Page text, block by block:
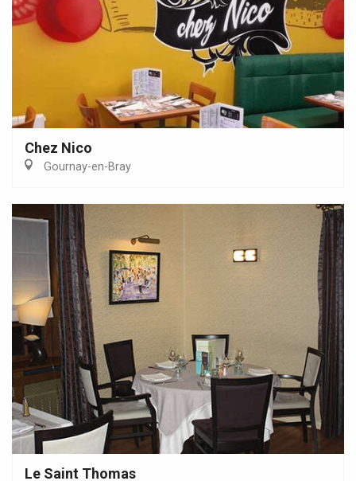
Chez Nico
Gournay-en-Bray
Le Saint Thomas